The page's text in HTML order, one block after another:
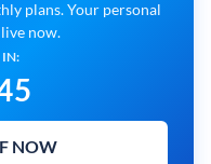
plans. Your personal
now.
IN:
NOW